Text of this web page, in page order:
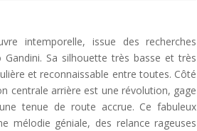
intemporelle, issue des recherches
Sa silhouette très basse et très
et reconnaissable entre toutes. Côté
centrale arrière est une révolution, gage
tenue de route accrue. Ce fabuleux
mélodie géniale, des relance rageuses